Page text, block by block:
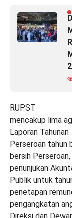
RUPST
mencakup lima
Laporan Tahunan
Perseroan tahun
bersih Perseroan,
penunjukan
Publik untuk
penetapan
pengangkatan